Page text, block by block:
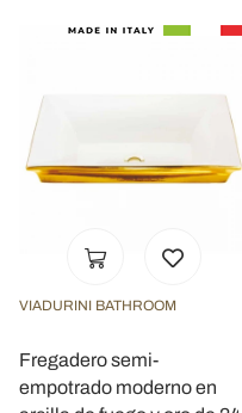
VIADURINI BATHROOM
Fregadero semi-
empotrado moderno en